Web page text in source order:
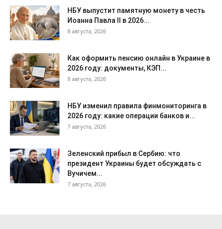
НБУ выпустит памятную монету в честь
Иоанна Павла II в 2026...
8 августа, 2026
Как оформить пенсию онлайн в Украине в
2026 году: документы, КЭП...
8 августа, 2026
НБУ изменил правила финмониторинга в
2026 году: какие операции банков и...
7 августа, 2026
Зеленский прибыл в Сербию: что
президент Украины будет обсуждать с
Вучичем...
7 августа, 2026